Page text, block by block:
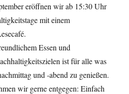
eröffnen wir ab 15:30 Uhr
mit einem
Essen und
ist für alle was
und -abend zu genießen.
wir gerne entgegen: Einfach